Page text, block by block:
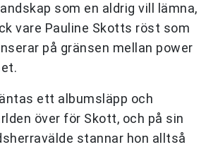
som en aldrig vill lämna,
vare Pauline Skotts röst som
på gränsen mellan power
ett albumsläpp och
över för Skott, och på sin
stannar hon alltså